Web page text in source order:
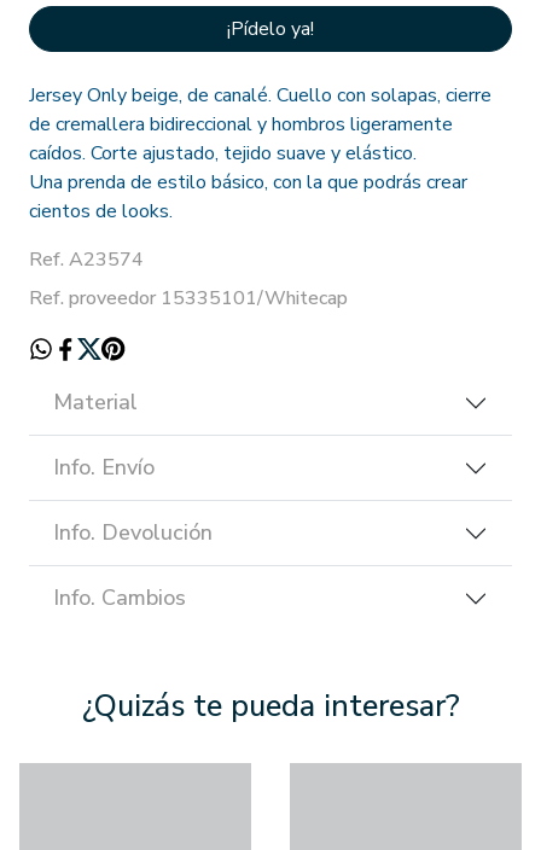
¡Pídelo ya!
Jersey Only beige, de canalé. Cuello con solapas, cierre
de cremallera bidireccional y hombros ligeramente
caídos. Corte ajustado, tejido suave y elástico.
Una prenda de estilo básico, con la que podrás crear
cientos de looks.
Ref. A23574
Ref. proveedor 15335101/Whitecap
Material
Info. Envío
Info. Devolución
Info. Cambios
¿Quizás te pueda interesar?